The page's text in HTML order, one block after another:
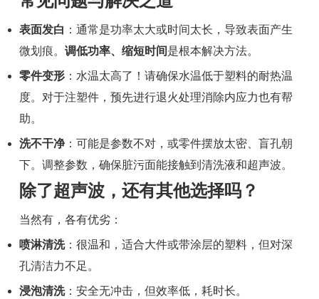
表面发白 ：通常是功率太大或时间太长，导致表面产生
微划痕。调低功率、缩短时间是根本解决方法。
零件变形 ：水温太高了！请确保水温低于塑料的耐热温
度。对于注塑件，预先进行退火处理消除内应力也有帮
助。
洗不干净 ：可能是参数不对，或零件摆放太密、盲孔朝
下。调整参数，确保脏污面能接触到清洗液和超声波。
除了超声波，还有其他选择吗？
当然有，各有优劣：
喷淋清洗：很温和，适合大件或带涂层的塑料，但对深
孔清洁力不足。
浸泡清洗：安全无冲击，但效率低，耗时长。